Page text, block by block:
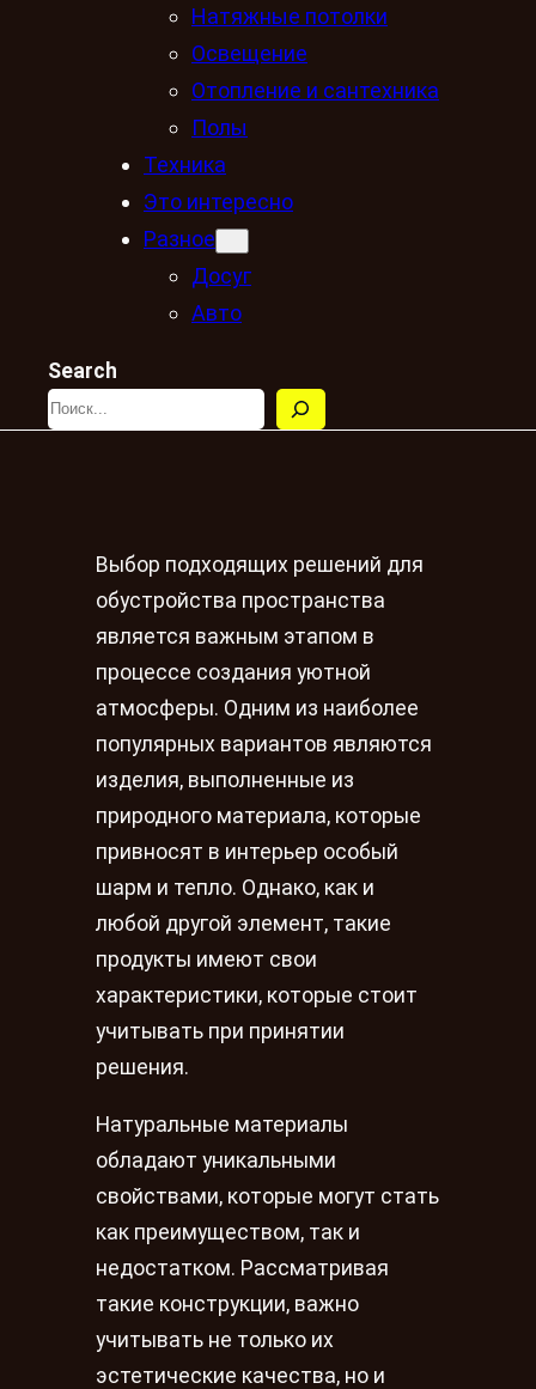
Натяжные потолки
Освещение
Отопление и сантехника
Полы
Техника
Это интересно
Разное
Досуг
Авто
Search
Выбор подходящих решений для
обустройства пространства
является важным этапом в
процессе создания уютной
атмосферы. Одним из наиболее
популярных вариантов являются
изделия, выполненные из
природного материала, которые
привносят в интерьер особый
шарм и тепло. Однако, как и
любой другой элемент, такие
продукты имеют свои
характеристики, которые стоит
учитывать при принятии
решения.
Натуральные материалы
обладают уникальными
свойствами, которые могут стать
как преимуществом, так и
недостатком. Рассматривая
такие конструкции, важно
учитывать не только их
эстетические качества, но и